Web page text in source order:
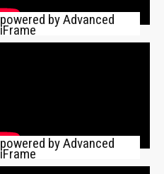
powered by Advanced
iFrame
powered by Advanced
iFrame